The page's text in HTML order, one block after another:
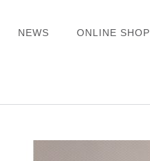
NEWS ONLINE SHOP